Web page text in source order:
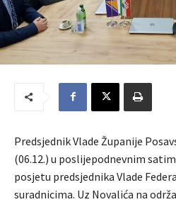
Predsjednik Vlade Županije
(06.12.) u poslijepodnevnim
posjetu predsjednika Vlade
suradnicima. Uz Novalića na